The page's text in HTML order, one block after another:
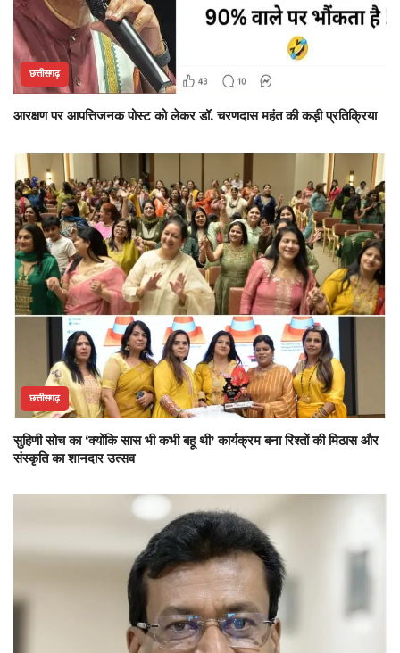
छत्तीसगढ़
आरक्षण पर आपत्तिजनक पोस्ट को लेकर डॉ. चरणदास महंत की कड़ी प्रतिक्रिया
छत्तीसगढ़
सुहिणी सोच का ‘क्योंकि सास भी कभी बहू थी’ कार्यक्रम बना रिश्तों की मिठास और
संस्कृति का शानदार उत्सव